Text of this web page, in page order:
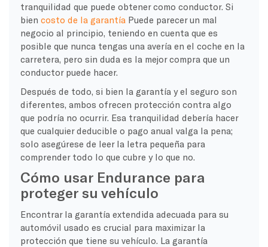
tranquilidad que puede obtener como conductor. Si
bien costo de la garantía Puede parecer un mal
negocio al principio, teniendo en cuenta que es
posible que nunca tengas una avería en el coche en la
carretera, pero sin duda es la mejor compra que un
conductor puede hacer.
Después de todo, si bien la garantía y el seguro son
diferentes, ambos ofrecen protección contra algo
que podría no ocurrir. Esa tranquilidad debería hacer
que cualquier deducible o pago anual valga la pena;
solo asegúrese de leer la letra pequeña para
comprender todo lo que cubre y lo que no.
Cómo usar Endurance para
proteger su vehículo
Encontrar la garantía extendida adecuada para su
automóvil usado es crucial para maximizar la
protección que tiene su vehículo. La garantía